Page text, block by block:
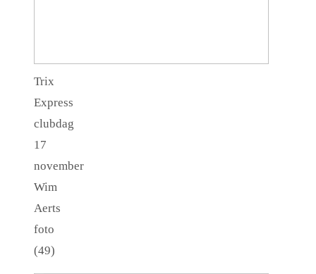
Trix
Express
clubdag
17
november
Wim
Aerts
foto
(49)